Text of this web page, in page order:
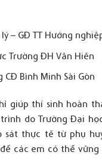
– GĐ TT Hướng
Trường ĐH Văn Hiến
Bình Minh Sài Gòn
giúp thí sinh hoàn
do Trường Đại
thực tế từ phụ
các em có thể